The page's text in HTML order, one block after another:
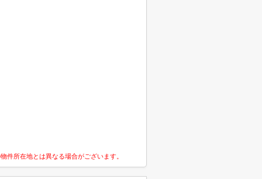
件所在地とは異なる場合がございます。